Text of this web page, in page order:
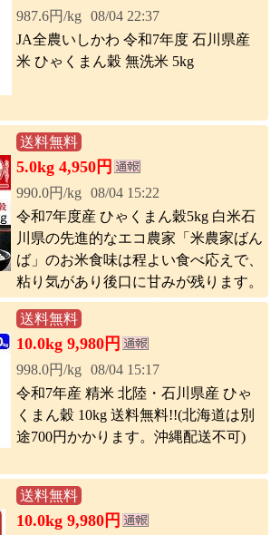
987.6円/kg 08/04 22:37
JA全農いしかわ 令和7年度 石川県産
米 ひゃくまん穀 無洗米 5kg
送料無料
5.0kg 4,950円
990.0円/kg 08/04 15:22
令和7年度産 ひゃくまん穀5kg 白米石
川県の先進的なエコ農家「米農家ばん
ば」のお米食味は程よい食べ応えで、
粘り気があり後口に甘みが残ります。
冷めてもおいしさが持続する品種で
す。生産量がまだ少なく希少なブラン
ド米です。
送料無料
10.0kg 9,980円
998.0円/kg 08/04 15:17
令和7年産 精米 北陸・石川県産 ひゃ
くまん穀 10kg 送料無料!!(北海道は別
途700円かかります。沖縄配送不可)
送料無料
10.0kg 9,980円